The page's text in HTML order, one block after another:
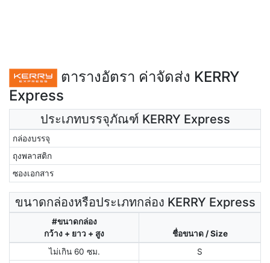
ตารางอัตรา ค่าจัดส่ง KERRY
Express
ประเภทบรรจุภัณฑ์ KERRY Express
กล่องบรรจุ
ถุงพลาสติก
ซองเอกสาร
ขนาดกล่องหรือประเภทกล่อง KERRY Express
#ขนาดกล่อง
กว้าง + ยาว + สูง
ชื่อขนาด / Size
ไม่เกิน 60 ซม.
S